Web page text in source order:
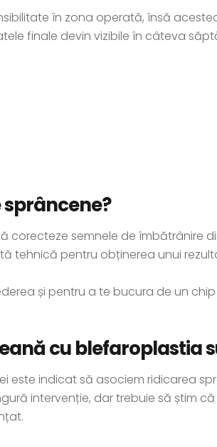
în zona operată, însă
finale devin vizibile în câteva
semnele de îmbătrânire
tehnică pentru obținerea unui
și pentru a te bucura de un chip
cu blefaroplastia
este indicat să asociem ridicarea
intervenție, dar trebuie să știm